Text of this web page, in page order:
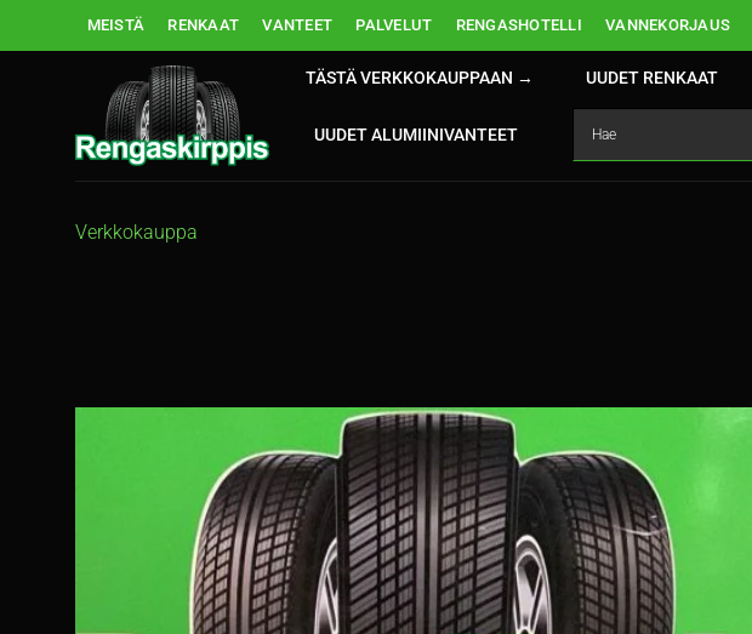
MEISTÄ RENKAAT VANTEET PALVELUT RENGASHOTELLI VANNEKORJAUS
TÄSTÄ VERKKOKAUPPAAN → UUDET RENKAAT
UUDET ALUMIINIVANTEET
Verkkokauppa